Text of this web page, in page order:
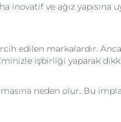
inovatif ve ağız
edilen markalardır.
işbirliği yaparak
neden olur. Bu